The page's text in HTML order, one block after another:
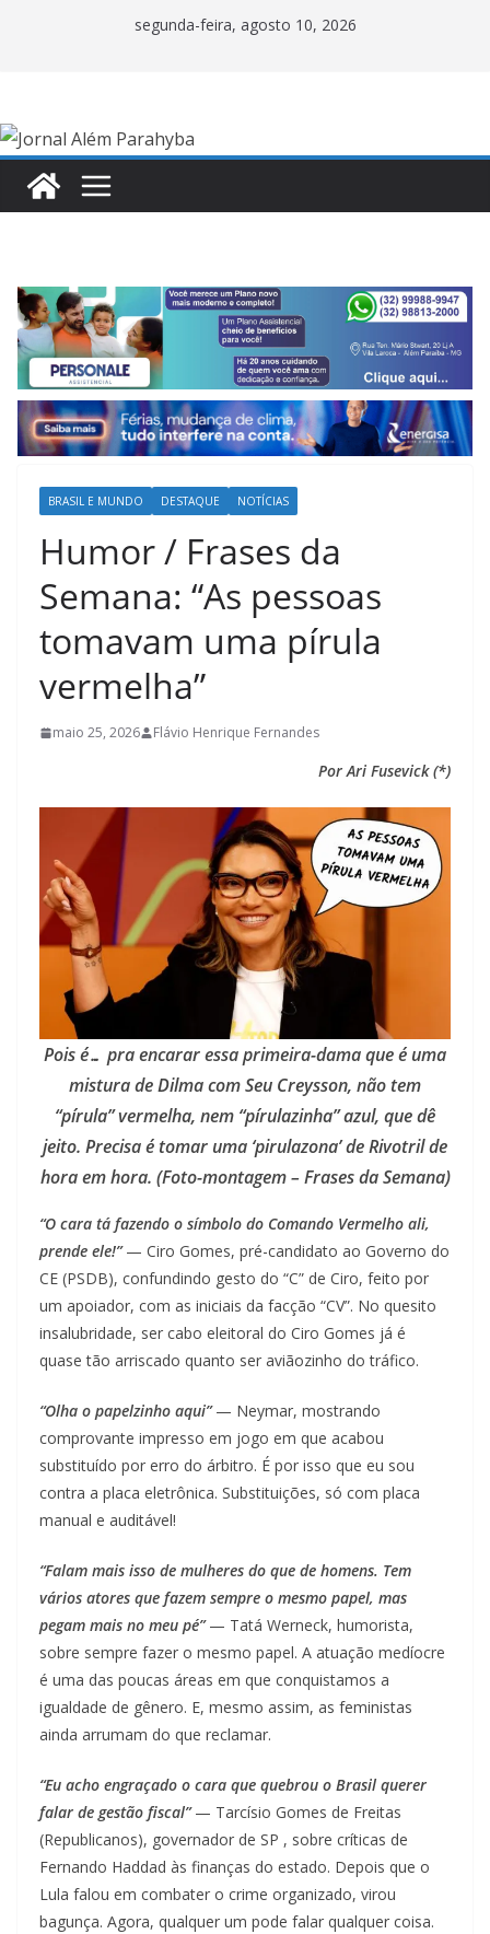
segunda-feira, agosto 10, 2026
BRASIL E MUNDO DESTAQUE NOTÍCIAS
Humor / Frases da
Semana: “As pessoas
tomavam uma pírula
vermelha”
maio 25, 2026 Flávio Henrique Fernandes
Por Ari Fusevick (*)
Pois é… pra encarar essa primeira-dama que é uma
mistura de Dilma com Seu Creysson, não tem
“pírula” vermelha, nem “pírulazinha” azul, que dê
jeito. Precisa é tomar uma ‘pirulazona’ de Rivotril de
hora em hora. (Foto-montagem – Frases da Semana)
“O cara tá fazendo o símbolo do Comando Vermelho ali,
prende ele!”— Ciro Gomes, pré-candidato ao Governo do
CE (PSDB), confundindo gesto do “C” de Ciro, feito por
um apoiador, com as iniciais da facção “CV”. No quesito
insalubridade, ser cabo eleitoral do Ciro Gomes já é
quase tão arriscado quanto ser aviãozinho do tráfico.
“Olha o papelzinho aqui”— Neymar, mostrando
comprovante impresso em jogo em que acabou
substituído por erro do árbitro. É por isso que eu sou
contra a placa eletrônica. Substituições, só com placa
manual e auditável!
“Falam mais isso de mulheres do que de homens. Tem
vários atores que fazem sempre o mesmo papel, mas
pegam mais no meu pé”— Tatá Werneck, humorista,
sobre sempre fazer o mesmo papel. A atuação medíocre
é uma das poucas áreas em que conquistamos a
igualdade de gênero. E, mesmo assim, as feministas
ainda arrumam do que reclamar.
“Eu acho engraçado o cara que quebrou o Brasil querer
falar de gestão fiscal”— Tarcísio Gomes de Freitas
(Republicanos), governador de SP , sobre críticas de
Fernando Haddad às finanças do estado. Depois que o
Lula falou em combater o crime organizado, virou
bagunça. Agora, qualquer um pode falar qualquer coisa.